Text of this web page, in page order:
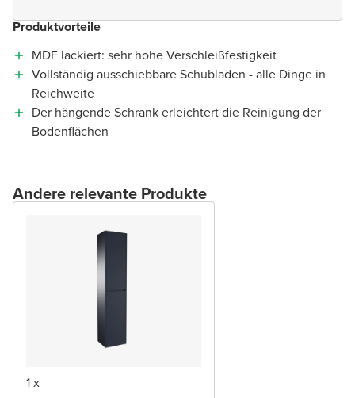
Produktvorteile
MDF lackiert: sehr hohe Verschleißfestigkeit
Vollständig ausschiebbare Schubladen - alle Dinge in
Reichweite
Der hängende Schrank erleichtert die Reinigung der
Bodenflächen
Andere relevante Produkte
1 x